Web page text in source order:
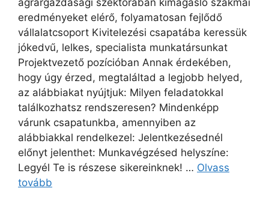
eredményeket elérő, folyamatosan fejlődő
vállalatcsoport Kivitelezési csapatába keressük
jókedvű, lelkes, specialista munkatársunkat
Projektvezető pozícióban Annak érdekében,
hogy úgy érzed, megtaláltad a legjobb helyed,
az alábbiakat nyújtjuk: Milyen feladatokkal
találkozhatsz rendszeresen? Mindenképp
várunk csapatunkba, amennyiben az
alábbiakkal rendelkezel: Jelentkezésednél
előnyt jelenthet: Munkavégzésed helyszíne:
Legyél Te is részese sikereinknek! … Olvass
tovább